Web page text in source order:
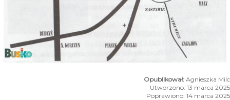
Agnieszka Milc
Utworzono: 13 marca 2025
Poprawiono: 14 marca 2025